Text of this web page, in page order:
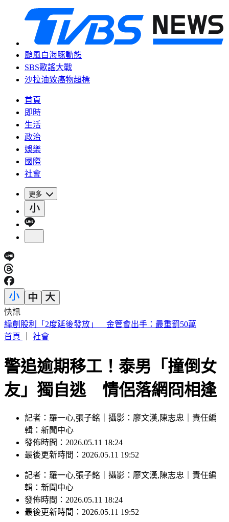
颱風白海豚動態
SBS歌謠大戰
沙拉油致癌物超標
首頁
即時
生活
政治
娛樂
國際
社會
更多
快訊
傅子純「穿病人服回家」生前暖舉惹鼻酸 愛妻心碎：我想你
了
警追逾期移工！泰男「撞倒女
友」獨自逃 情侶落網冏相逢
記者：羅一心,張子銘｜攝影：廖文漢,陳志忠｜責任編
輯：新聞中心
發佈時間：2026.05.11 18:24
記者 ：羅一心,張子銘
輯：新聞中心
發佈時間：2026.05.11 18:24